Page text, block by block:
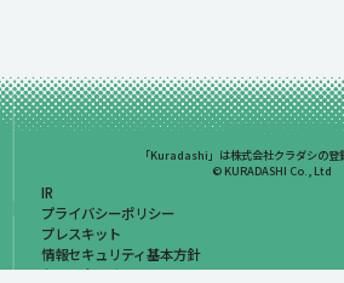
「Kuradashi」は株式会社クラダシの登
© KURADASHI Co., Ltd
IR
プライバシーポリシー
プレスキット
情報セキュリティ基本方針
お問い合わせ